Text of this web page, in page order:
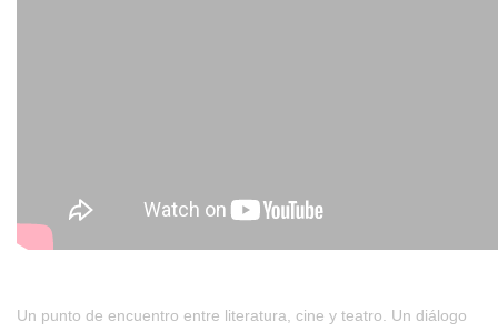
Un punto de encuentro entre literatura, cine y teatro. Un diálogo